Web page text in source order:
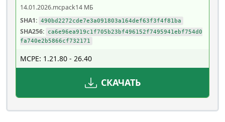
14.01.2026.mcpack14 МБ
SHA1: 490bd2272cde7e3a091803a164def63f3f4f81ba
SHA256:
ca6e96ea919c1f705b23bf496152f7495941ebf754d0
fa740e2b5866cf732171
MCPE: 1.21.80 - 26.40
СКАЧАТЬ